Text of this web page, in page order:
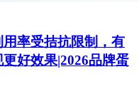
率受拮抗限制，有
好效果|2026品牌蛋